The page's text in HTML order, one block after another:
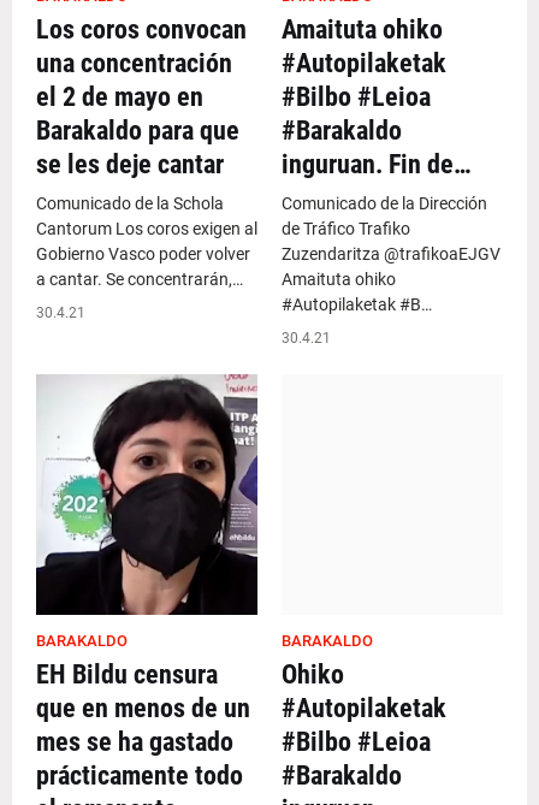
Los coros convocan
una concentración
el 2 de mayo en
Barakaldo para que
se les deje cantar
Comunicado de la Schola
Cantorum Los coros exigen al
Gobierno Vasco poder volver
a cantar. Se concentrarán,…
30.4.21
Amaituta ohiko
#Autopilaketak
#Bilbo #Leioa
#Barakaldo
inguruan. Fin de…
Comunicado de la Dirección
de Tráfico Trafiko
Zuzendaritza @trafikoaEJGV
Amaituta ohiko
#Autopilaketak #B…
30.4.21
BARAKALDO
EH Bildu censura
que en menos de un
mes se ha gastado
prácticamente todo
BARAKALDO
Ohiko
#Autopilaketak
#Bilbo #Leioa
#Barakaldo